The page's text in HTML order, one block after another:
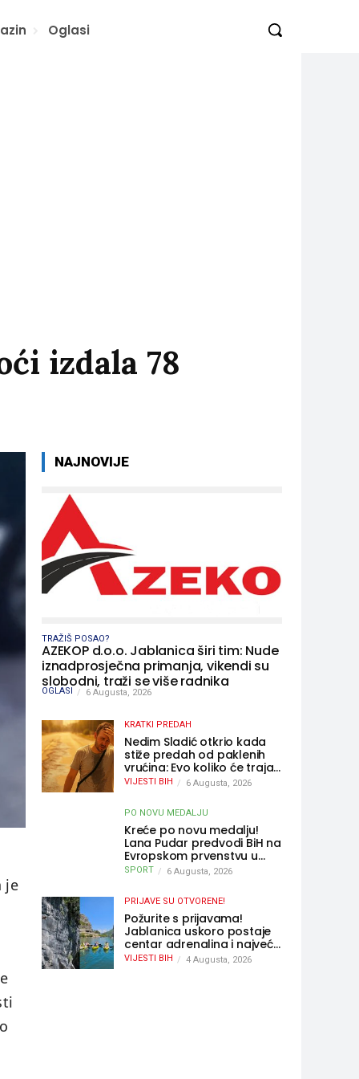
Oglasi
izdala 78
je
NAJNOVIJE
TRAŽIŠ POSAO?
AZEKOP d.o.o. Jablanica širi tim: Nude
iznadprosječna primanja, vikendi su
slobodni, traži se više radnika
OGLASI 6 Augusta, 2026
KRATKI PREDAH
Nedim Sladić otkrio kada
stiže predah od paklenih
vrućina: Evo koliko će trajati
osvježenje u BiH
VIJESTI BIH 6 Augusta, 2026
PO NOVU MEDALJU
Kreće po novu medalju!
Lana Pudar predvodi BiH na
Evropskom prvenstvu u
Parizu
SPORT 6 Augusta, 2026
PRIJAVE SU OTVORENE!
Požurite s prijavama!
Jablanica uskoro postaje
centar adrenalina i najveće
outdoor avanture ovog
VIJESTI BIH 4 Augusta, 2026